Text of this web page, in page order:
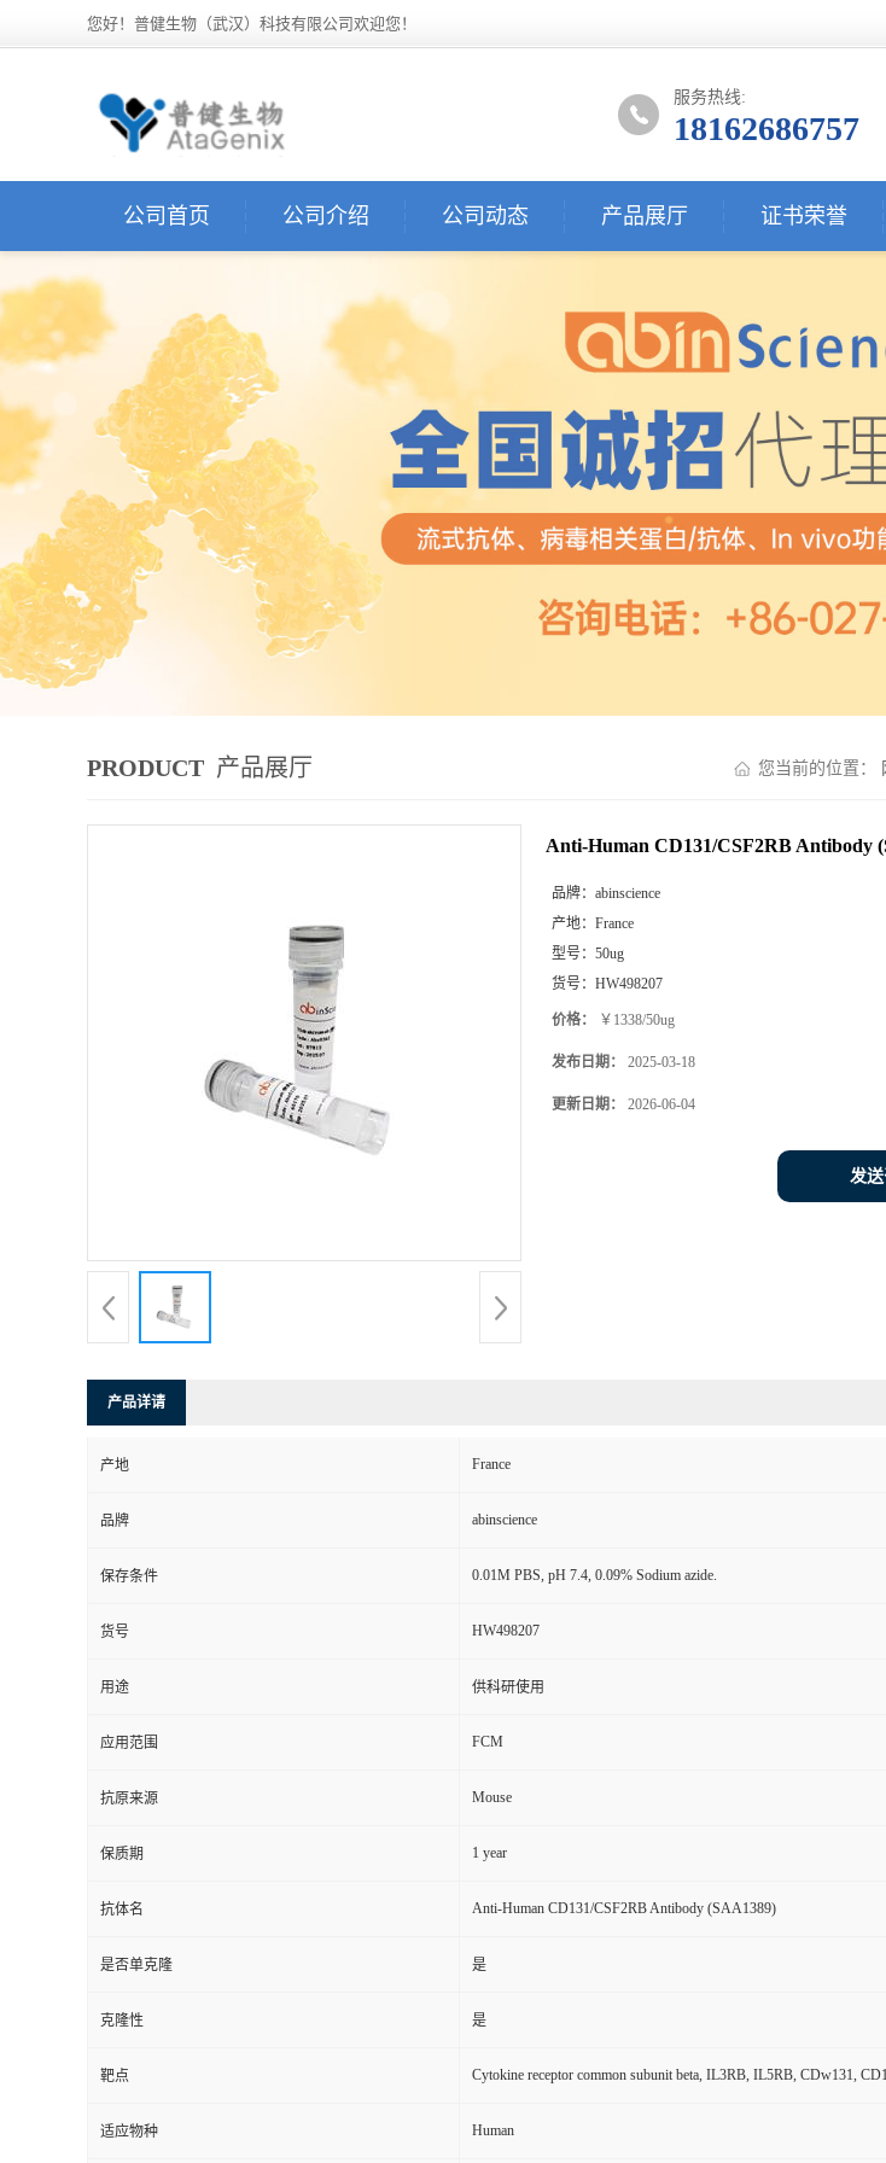
您好！普健生物（武汉）科技有限公司欢迎您！
服务热线:
18162686757
公司首页 公司介绍 公司动态 产品展厅 证书荣誉
PRODUCT 产品展厅 您当前的位置：
Anti-Human CD131/CSF2RB Antibody
品牌： abinscience
产地： France
型号： 50ug
货号： HW498207
价格： ￥1338/50ug
发布日期： 2025-03-18
更新日期： 2026-06-04
发
产品详请
产地 France
品牌 abinscience
保存条件 0.01M PBS, pH 7.4, 0.09% Sodium azide.
货号 HW498207
用途 供科研使用
应用范围 FCM
抗原来源 Mouse
保质期 1 year
抗体名 Anti-Human CD131/CSF2RB Antibody (SAA1389)
是否单克隆 是
克隆性 是
靶点 Cytokine receptor common subunit beta, IL3RB, IL5RB, CDw131,
适应物种 Human